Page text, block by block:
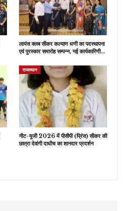
लायंस क्लब सीकर कल्याण धणी का पदस्थापना
एवं पुरस्कार समारोह सम्पन्न, नई कार्यकारिणी…
राजस्थान
नीट-यूजी 2026 में पीसीपी (प्रिंस) सीकर की
छात्रा देवांगी दाधीच का शानदार प्रदर्शन